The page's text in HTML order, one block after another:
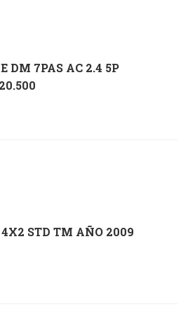
DM 7PAS AC 2.4 5P
STD TM AÑO 2009